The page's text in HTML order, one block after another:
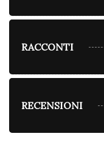
RACCONTI
RECENSIONI